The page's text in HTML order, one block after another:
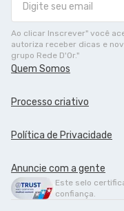
Ao clicar Inscrever" você
autoriza receber dicas e
grupo Rede D'Or."
Quem Somos
Processo criativo
Política de Privacidade
Anuncie com a gente
Este selo
confiança.